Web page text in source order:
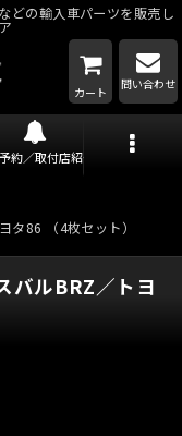
どの輸入車パーツを販売し
カート
問い合わせ
約／取付店紹介
タ86 （4枚セット）
バルBRZ／トヨ